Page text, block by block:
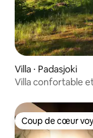
Villa ⋅ Padasjoki
Villa confortable
Coup de cœur
Coup de cœur